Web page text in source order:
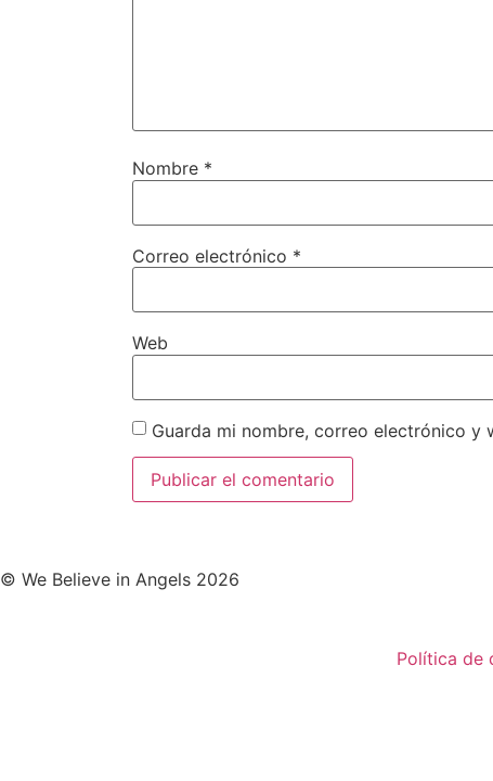
Nombre *
Correo electrónico *
Web
Guarda mi nombre, correo electrónico y
© We Believe in Angels 2026
Política de